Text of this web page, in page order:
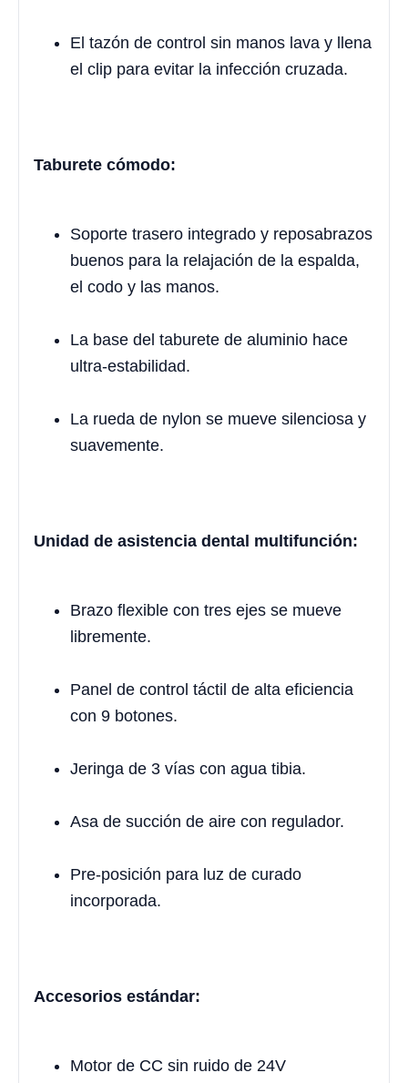
El tazón de control sin manos lava y llena
el clip para evitar la infección cruzada.
Taburete cómodo:
Soporte trasero integrado y reposabrazos
buenos para la relajación de la espalda,
el codo y las manos.
La base del taburete de aluminio hace
ultra-estabilidad.
La rueda de nylon se mueve silenciosa y
suavemente.
Unidad de asistencia dental multifunción:
Brazo flexible con tres ejes se mueve
libremente.
Panel de control táctil de alta eficiencia
con 9 botones.
Jeringa de 3 vías con agua tibia.
Asa de succión de aire con regulador.
Pre-posición para luz de curado
incorporada.
Accesorios estándar:
Motor de CC sin ruido de 24V